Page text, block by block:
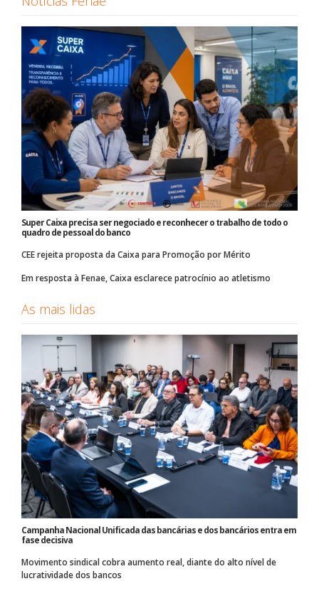
Super Caixa precisa ser negociado e reconhecer o trabalho de todo o
quadro de pessoal do banco
CEE rejeita proposta da Caixa para Promoção por Mérito
Em resposta à Fenae, Caixa esclarece patrocínio ao atletismo
As mais lidas
Campanha Nacional Unificada das bancárias e dos bancários entra em
fase decisiva
Movimento sindical cobra aumento real, diante do alto nível de
lucratividade dos bancos